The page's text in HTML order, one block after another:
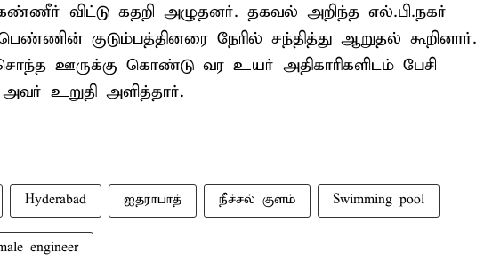
விட்டு கதறி அழுதனர். தகவல் அறிந்த எல்.பி.நகர்
குடும்பத்தினரை நேரில் சந்தித்து ஆறுதல் கூறினார்.
ஊருக்கு கொண்டு வர உயர் அதிகாரிகளிடம் பேசி
உறுதி அளித்தார்.
Hyderabad ஐதராபாத் நீச்சல் குளம் Swimming pool
engineer